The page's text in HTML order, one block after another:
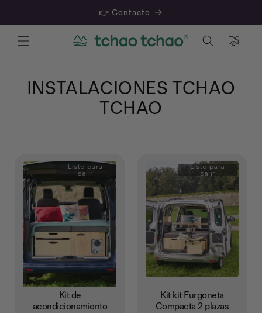
👉 Contacto
Cesta
INSTALACIONES TCHAO
TCHAO
Listo para
salir
Kit de
acondicionamiento
Listo para
salir
Kit kit Furgoneta
Compacta 2 plazas